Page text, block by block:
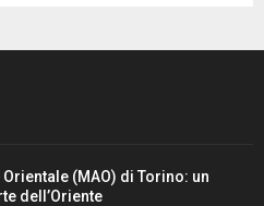
(MAO) di Torino: un
dell’Oriente